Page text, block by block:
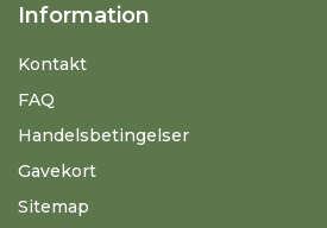
Information
Kontakt
FAQ
Handelsbetingelser
Gavekort
Sitemap